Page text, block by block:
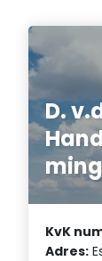
D.
ming
KvK
Adres: